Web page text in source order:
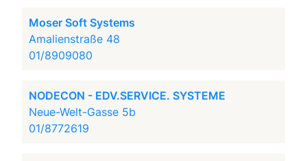
Moser Soft Systems
Amalienstraße 48
01/8909080
NODECON - EDV.SERVICE. SYSTEME
Neue-Welt-Gasse 5b
01/8772619